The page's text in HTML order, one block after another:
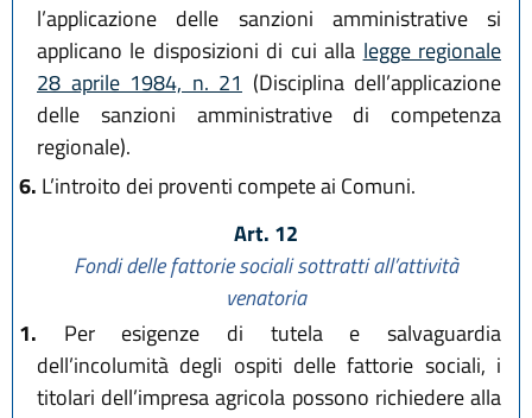
l’applicazione delle sanzioni amministrative si
applicano le disposizioni di cui alla legge regionale
28 aprile 1984, n. 21 (Disciplina dell’applicazione
delle sanzioni amministrative di competenza
regionale).
6. L’introito dei proventi compete ai Comuni.
Art. 12
Fondi delle fattorie sociali sottratti all’attività
venatoria
1. Per esigenze di tutela e salvaguardia
dell’incolumità degli ospiti delle fattorie sociali, i
titolari dell’impresa agricola possono richiedere alla